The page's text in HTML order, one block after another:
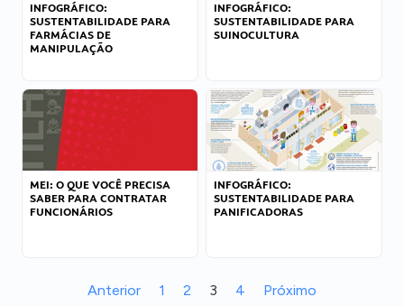
INFOGRÁFICO:
SUSTENTABILIDADE PARA
FARMÁCIAS DE
MANIPULAÇÃO
INFOGRÁFICO:
SUSTENTABILIDADE PARA
SUINOCULTURA
MEI: O QUE VOCÊ PRECISA
SABER PARA CONTRATAR
FUNCIONÁRIOS
INFOGRÁFICO:
SUSTENTABILIDADE PARA
PANIFICADORAS
Anterior 1 2 3 4 Próximo